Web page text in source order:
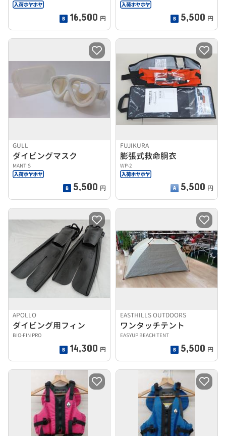
16,500 円 5,500 円
GULL
ダイビングマスク
MANTIS
5,500 円
FUJIKURA
膨張式救命胴衣
WP-2
5,500 円
APOLLO
ダイビング用フィン
BIO-FIN PRO
14,300 円
EASTHILLS OUTDOORS
ワンタッチテント
EASYUP BEACH TENT
5,500 円